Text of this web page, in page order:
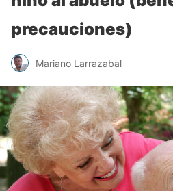
precauciones)
Mariano Larrazabal